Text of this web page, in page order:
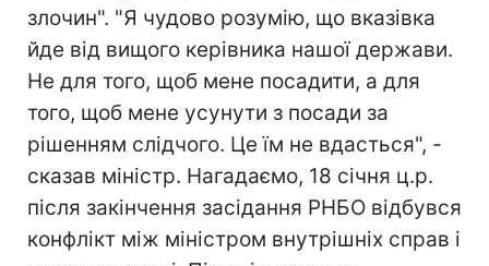
злочин". "Я чудово розумію, що вказівка
йде від вищого керівника нашої держави.
Не для того, щоб мене посадити, а для
того, щоб мене усунути з посади за
рішенням слідчого. Це їм не вдасться", -
сказав міністр. Нагадаємо, 18 січня ц.р.
після закінчення засідання РНБО відбувся
конфлікт між міністром внутрішніх справ і